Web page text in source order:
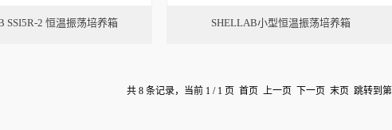
SSI5R-2 恒温振荡培养箱 SHELLAB小型恒温振荡培养箱
共 8 条记录，当前 1 / 1 页 首页 上一页 下一页 末页 跳转到第